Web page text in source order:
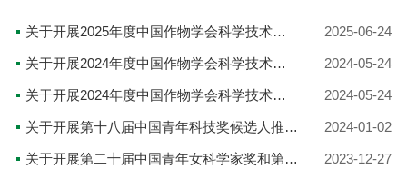
关于开展2025年度中国作物学会科学技术成就奖推荐工作的通知 2025-06-24
关于开展2024年度中国作物学会科学技术成就奖——杰出成就奖推荐工作的通知 2024-05-24
关于开展2024年度中国作物学会科学技术成就奖——国际贡献奖提名工作的通知 2024-05-24
关于开展第十八届中国青年科技奖候选人推荐工作的通知 2024-01-02
关于开展第二十届中国青年女科学家奖和第九届未来女科学家计划候选人推荐工作的通知 2023-12-27